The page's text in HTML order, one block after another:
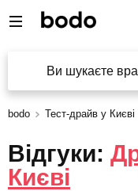
Ви шукаєте
bodo Тест-драйв у Києві
Відгуки:
Києві